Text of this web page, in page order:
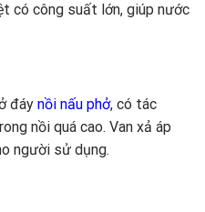
có công suất lớn, giúp nước
đáy nồi nấu phở, có tác
nồi quá cao. Van xả áp
người sử dụng.